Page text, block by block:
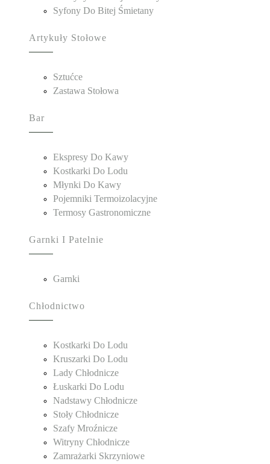
Syfony Do Bitej Śmietany
Artykuły Stołowe
Sztućce
Zastawa Stołowa
Bar
Ekspresy Do Kawy
Kostkarki Do Lodu
Młynki Do Kawy
Pojemniki Termoizolacyjne
Termosy Gastronomiczne
Garnki I Patelnie
Garnki
Chłodnictwo
Kostkarki Do Lodu
Kruszarki Do Lodu
Lady Chłodnicze
Łuskarki Do Lodu
Nadstawy Chłodnicze
Stoły Chłodnicze
Szafy Mroźnicze
Witryny Chłodnicze
Zamrażarki Skrzyniowe